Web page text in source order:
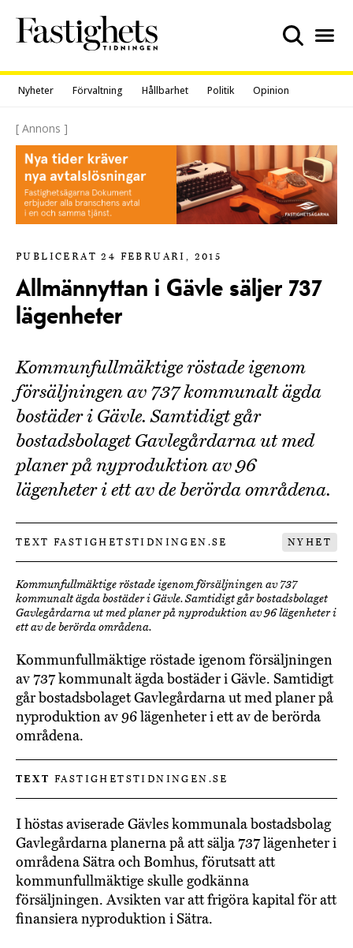
content
Nyheter Förvaltning Hållbarhet Politik Opinion
[ Annons ]
PUBLICERAT 24 FEBRUARI, 2015
Allmännyttan i Gävle säljer 737
lägenheter
Kommunfullmäktige röstade igenom
försäljningen av 737 kommunalt ägda
bostäder i Gävle. Samtidigt går
bostadsbolaget Gavlegårdarna ut med
planer på nyproduktion av 96
lägenheter i ett av de berörda områdena.
TEXT FASTIGHETSTIDNINGEN.SE NYHET
Kommunfullmäktige röstade igenom försäljningen av 737
kommunalt ägda bostäder i Gävle. Samtidigt går bostadsbolaget
Gavlegårdarna ut med planer på nyproduktion av 96 lägenheter i
ett av de berörda områdena.
Kommunfullmäktige röstade igenom försäljningen
av 737 kommunalt ägda bostäder i Gävle. Samtidigt
går bostadsbolaget Gavlegårdarna ut med planer på
nyproduktion av 96 lägenheter i ett av de berörda
områdena.
TEXT FASTIGHETSTIDNINGEN.SE
I höstas aviserade Gävles kommunala bostadsbolag
Gavlegårdarna planerna på att sälja 737 lägenheter i
områdena Sätra och Bomhus, förutsatt att
kommunfullmäktige skulle godkänna
försäljningen. Avsikten var att frigöra kapital för att
finansiera nyproduktion i Sätra.